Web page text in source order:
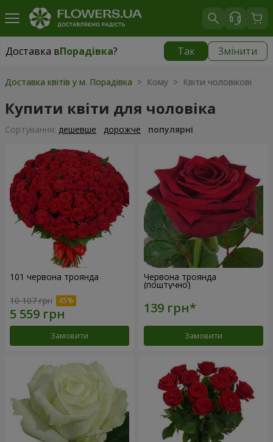
Доставка вПорадівка? Так Змінити
Доставка вПорадівка|
Доставка квітів у м. Порадівка > Кому > Квіти чоловікові
Купити квіти для чоловіка
Сортування: дешевше дорожче популярні
101 червона троянда
10 107 грн
Замовити
Червона троянда
(поштучно)
Замовити